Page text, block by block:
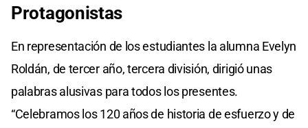
Protagonistas
En representación de los estudiantes la alumna Evelyn
Roldán, de tercer año, tercera división, dirigió unas
palabras alusivas para todos los presentes.
“Celebramos los 120 años de historia de esfuerzo y de